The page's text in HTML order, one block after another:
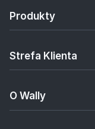
Produkty
Strefa Klienta
O Wally